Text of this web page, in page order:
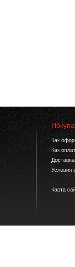
Как
Как
Условия
Карта